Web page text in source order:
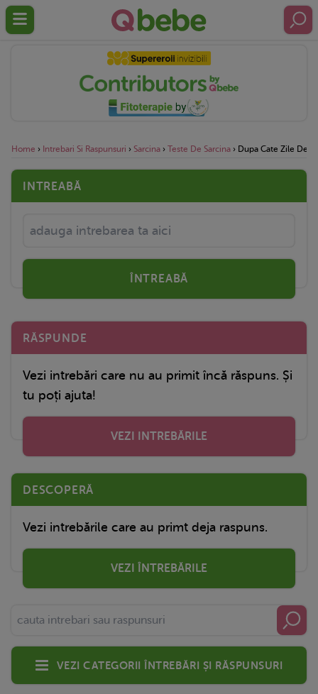
Home › Intrebari Si Raspunsuri › Sarcina › Teste De Sarcina › Dupa Cate Zile De
INTREABĂ
ÎNTREABĂ
RĂSPUNDE
Vezi intrebări care nu au primit încă răspuns. Și
tu poți ajuta!
VEZI INTREBĂRILE
DESCOPERĂ
Vezi intrebările care au primt deja raspuns.
VEZI ÎNTREBĂRILE
Vezi categorii întrebări și răspunsuri